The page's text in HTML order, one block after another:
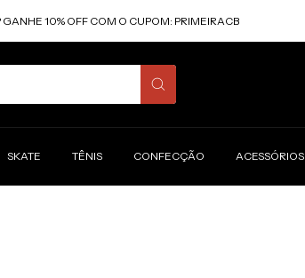
10% OFF COM O CUPOM: PRIMEIRACB
SKATE TÊNIS CONFECÇÃO ACESSÓRIOS